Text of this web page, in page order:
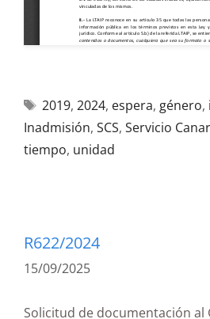
2019, 2024, espera, género,
Inadmisión, SCS, Servicio
tiempo, unidad
R622/2024
15/09/2025
Solicitud de documentación al